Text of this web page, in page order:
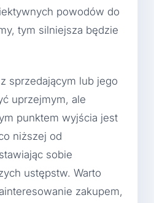
powodów do
tym silniejsza będzie
sprzedającym lub jego
uprzejmym, ale
punktem wyjścia jest
niższej od
sobie
ustępstw. Warto
zakupem,